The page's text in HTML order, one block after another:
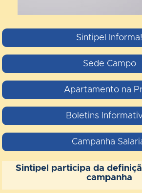
Sintipel Informa!
Sede Campo
Apartamento na
Boletins
Campanha
Sintipel participa da
campanha